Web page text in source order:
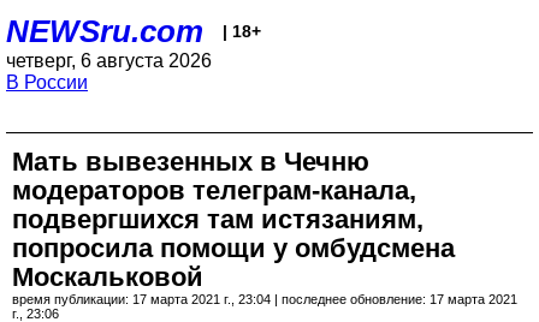
NEWSru.com | 18+
четверг, 6 августа 2026
В России
Мать вывезенных в Чечню
модераторов телеграм-канала,
подвергшихся там истязаниям,
попросила помощи у омбудсмена
Москальковой
время публикации: 17 марта 2021 г., 23:04 | последнее обновление: 17 марта 2021
г., 23:06